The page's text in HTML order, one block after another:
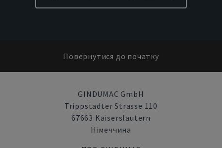
Повернутися до початку
GINDUMAC GmbH
Trippstadter Strasse 110
67663 Kaiserslautern
Німеччина